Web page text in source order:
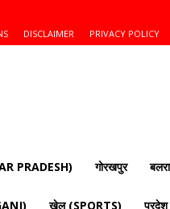
DISCLAIMER PRIVACY POLICY
PRADESH) गोरखपुर
खेल (SPORTS)